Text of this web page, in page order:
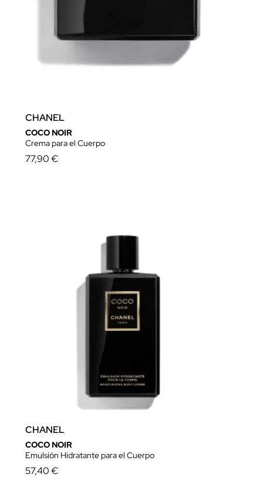
CHANEL
COCO NOIR
Crema para el Cuerpo
77,90 €
CHANEL
COCO NOIR
Emulsión Hidratante para el Cuerpo
57,40 €